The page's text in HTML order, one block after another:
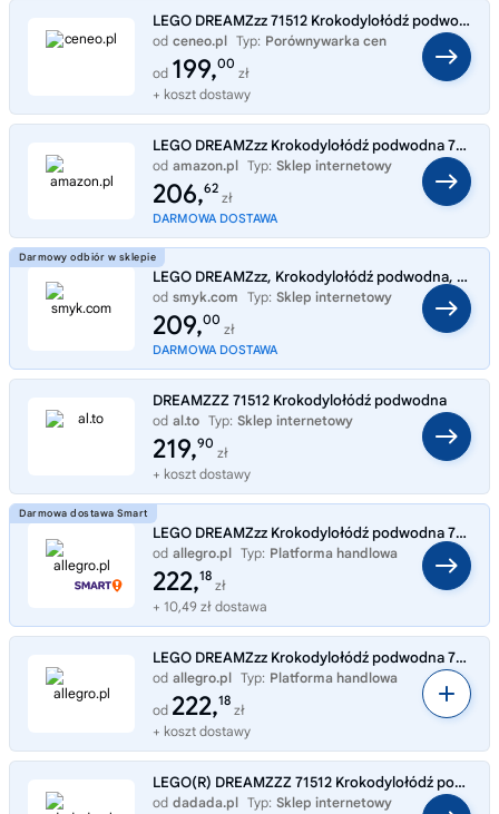
LEGO DREAMZzz 71512 Krokodylołódź podwodna
od ceneo.pl Typ: Porównywarka cen
od 199,00
zł
+ koszt dostawy
LEGO DREAMZzz Krokodylołódź podwodna 71512 | krokodylołódź, zabawka akcji, prezent dla chłopca i dziewczynki 8+, przygod
od amazon.pl Typ: Sklep internetowy
206,62
zł
DARMOWA DOSTAWA
LEGO DREAMZzz, Krokodylołódź podwodna, 71512
od smyk.com Typ: Sklep internetowy
209,00
zł
DARMOWA DOSTAWA
DREAMZZZ 71512 Krokodylołódź podwodna
od al.to Typ: Sklep internetowy
219,90
zł
+ koszt dostawy
LEGO DREAMZzz Krokodylołódź podwodna 71512
od allegro.pl Typ: Platforma handlowa
222,18
zł
+ 10,49 zł dostawa
LEGO DREAMZzz Krokodylołódź podwodna 71512
od allegro.pl Typ: Platforma handlowa
od 222,18
zł
+ koszt dostawy
LEGO(R) DREAMZZZ 71512 Krokodylołódź podwodna
od dadada.pl Typ: Sklep internetowy